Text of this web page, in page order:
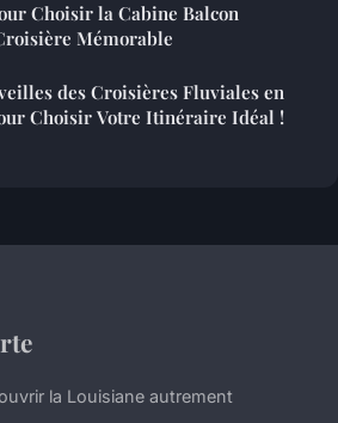
Choisir la Cabine Balcon
Mémorable
des Croisières Fluviales en
Choisir Votre Itinéraire Idéal !
la Louisiane autrement